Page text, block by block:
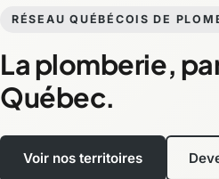
RÉSEAU QUÉBÉCOIS DE
La plomberie,
Québec.
Voir nos territoires